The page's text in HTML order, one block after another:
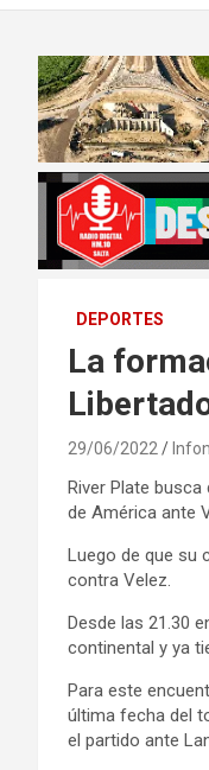
DEPORTES
La
29/06/2022
River Plate
de América ante
Luego de que su
contra Velez.
Desde las 21.30
continental y ya
Para este
última fecha del
el partido ante